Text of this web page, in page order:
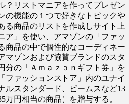
？リストマニアを作ってプレゼン
の機能の１つで好きなトピックや
る商品のリストを作成しサイト上
ア」を使い、アマゾンの「ファッ
商品の中で個性的なコーディネー
マゾンおよび協賛ブランドのスタ
分の「Ａｍａｚｏｎギフト券」を
ファッションストア」内のユナイ
ルスタンダード、ビームスなど13
万円相当の商品）を贈与する。